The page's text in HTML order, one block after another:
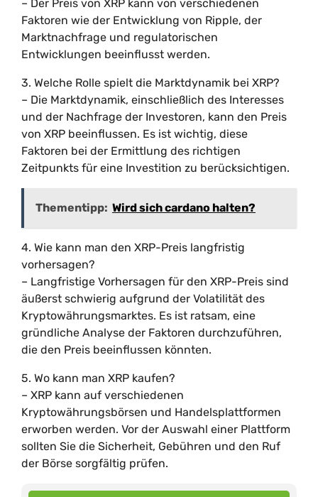
– Der Preis von XRP kann von verschiedenen
Faktoren wie der Entwicklung von Ripple, der
Marktnachfrage und regulatorischen
Entwicklungen beeinflusst werden.
3. Welche Rolle spielt die Marktdynamik bei XRP?
– Die Marktdynamik, einschließlich des Interesses
und der Nachfrage der Investoren, kann den Preis
von XRP beeinflussen. Es ist wichtig, diese
Faktoren bei der Ermittlung des richtigen
Zeitpunkts für eine Investition zu berücksichtigen.
Thementipp: Wird sich cardano halten?
4. Wie kann man den XRP-Preis langfristig
vorhersagen?
– Langfristige Vorhersagen für den XRP-Preis sind
äußerst schwierig aufgrund der Volatilität des
Kryptowährungsmarktes. Es ist ratsam, eine
gründliche Analyse der Faktoren durchzuführen,
die den Preis beeinflussen könnten.
5. Wo kann man XRP kaufen?
– XRP kann auf verschiedenen
Kryptowährungsbörsen und Handelsplattformen
erworben werden. Vor der Auswahl einer Plattform
sollten Sie die Sicherheit, Gebühren und den Ruf
der Börse sorgfältig prüfen.